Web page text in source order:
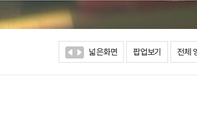
넓은화면 팝업보기 전체